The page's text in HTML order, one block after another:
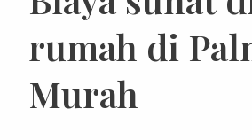
rumah di
Murah